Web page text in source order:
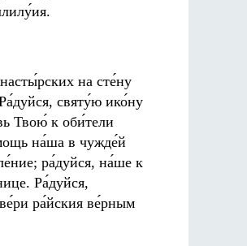
на сте́ну
святу́ю ико́ну
Твою́ к оби́тели
на́ша в чужде́й
ра́дуйся, на́ше к
Ра́дуйся,
ра́йския ве́рным